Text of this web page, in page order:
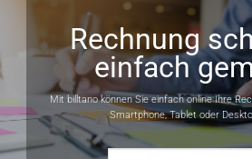
Rechnung
einfach
Mit billtano können Sie einfach online Ihre
Smartphone, Tablet oder